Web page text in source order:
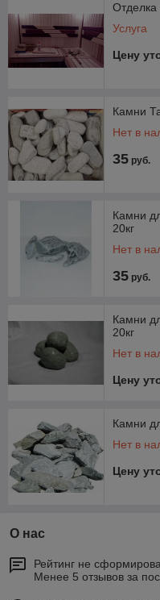
Услуга
Цену
Камни
Нет в
35 руб.
Камни
20кг
Нет в
35 руб.
Камни
20кг
Нет в
Цену
Камни
Нет в
Цену
О нас
Рейтинг не
Менее 5 отзывов за